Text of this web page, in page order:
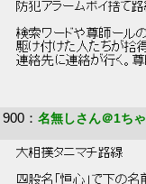
防犯アラームポイ捨て
検索ワードや尊師ール
駆け付けた人たちが拾
連絡先に連絡が行く。
900 ： 名無しさん＠1ち
大相撲タニマチ路線
四股名「恒心」で下の名